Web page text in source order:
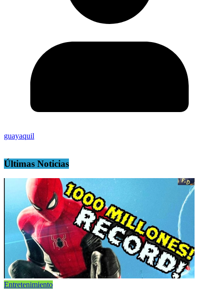
guayaquil
Últimas Noticias
Entretenimiento